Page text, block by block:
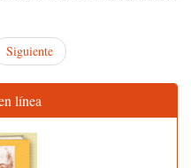
Siguiente
línea